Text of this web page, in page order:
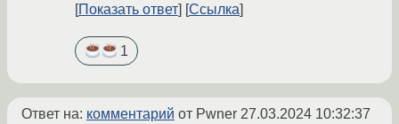
Показать ответ
Ссылка
1
Ответ на: комментарий от Pwner 27.03.2024 10:32:37